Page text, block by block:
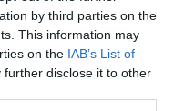
by third parties on the
This information may
on the IAB’s List of
further disclose it to other
παιδιών και ενηλίκων
η επιστημονική
ανάπτυξη μιας
εργαλείων
αυτονομία.
προσφέροντας ένα